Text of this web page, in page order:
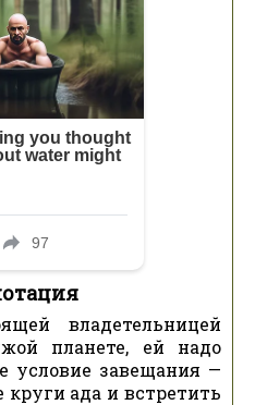
владетельницей
планете, ей надо
условие завещания —
ада и встретить